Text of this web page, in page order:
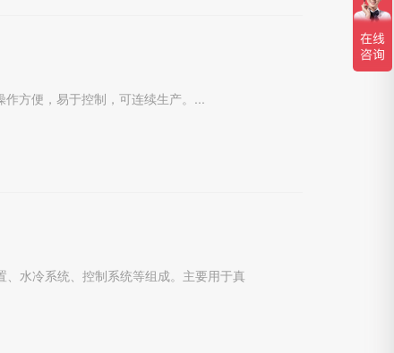
方便，易于控制，可连续生产。...
水冷系统、控制系统等组成。主要用于真